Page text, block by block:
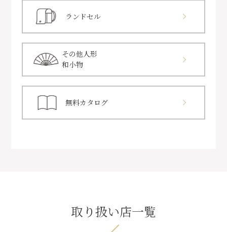
ランドセル
その他人形
和小物
無料カタログ
取り扱い店一覧